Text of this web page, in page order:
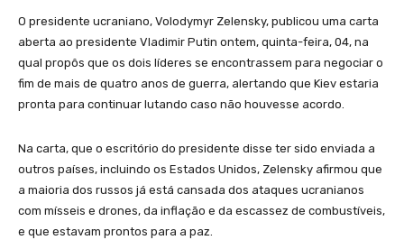
O presidente ucraniano, Volodymyr Zelensky, publicou uma carta
aberta ao presidente Vladimir Putin ontem, quinta-feira, 04, na
qual propôs que os dois líderes se encontrassem para negociar o
fim de mais de quatro anos de guerra, alertando que Kiev estaria
pronta para continuar lutando caso não houvesse acordo.
Na carta, que o escritório do presidente disse ter sido enviada a
outros países, incluindo os Estados Unidos, Zelensky afirmou que
a maioria dos russos já está cansada dos ataques ucranianos
com mísseis e drones, da inflação e da escassez de combustíveis,
e que estavam prontos para a paz.